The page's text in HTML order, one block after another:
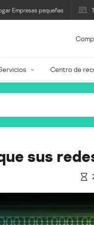
Empresas pequeñas
Centro de
sus